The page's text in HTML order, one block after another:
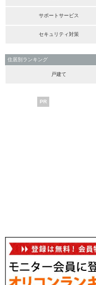
サポートサービス
セキュリティ対策
住居別ランキング
戸建て
PR